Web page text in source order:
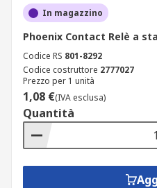
In magazzino
Phoenix Contact Relè a
Codice RS 801-8292
Codice costruttore 2777027
Prezzo per 1 unità
1,08 €(IVA esclusa)
Quantità